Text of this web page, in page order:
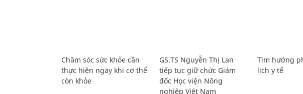
Chăm sóc sức khỏe cần
thực hiện ngay khi cơ thể
còn khỏe
GS.TS Nguyễn Thị Lan
tiếp tục giữ chức Giám
đốc Học viện Nông
nghiệp Việt Nam
Tìm hướng
lịch y tế